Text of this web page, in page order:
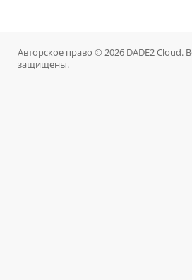
Авторское право © 2026 DADE2 Cloud.
защищены.